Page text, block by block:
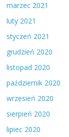
marzec 2021
luty 2021
styczeń 2021
grudzień 2020
listopad 2020
październik 2020
wrzesień 2020
sierpień 2020
lipiec 2020